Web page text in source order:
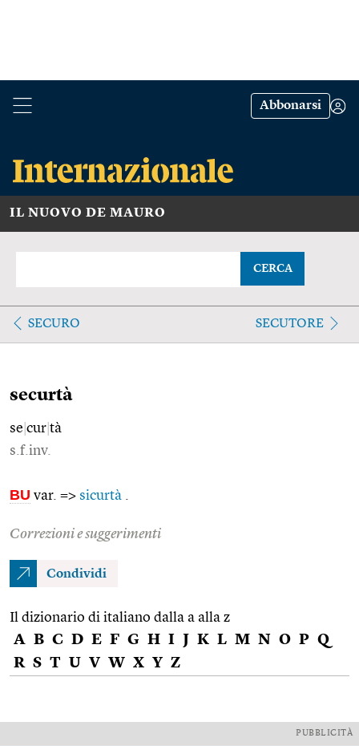
Abbonarsi
IL NUOVO DE MAURO
CERCA
SECURO SECUTORE
securtà
se cur tà
s.f.inv.
BU var. => sicurtà
Correzioni e suggerimenti
Condividi
Il dizionario di italiano dalla a alla z
A B C D E F G H I J K L M N O P Q
R S T U V W X Y Z
PUBBLICITÀ